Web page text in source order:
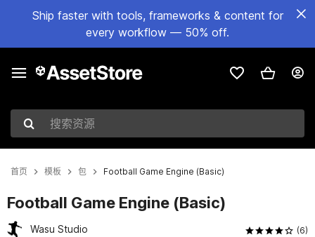
Ship faster with tools, frameworks & content for
every workflow — 50% off.
搜索资源
首页 模板 包 Football Game Engine (Basic)
Football Game Engine (Basic)
Wasu Studio (6)